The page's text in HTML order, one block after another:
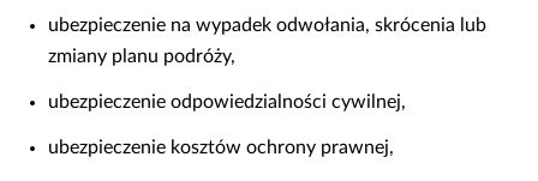
ubezpieczenie na wypadek odwołania, skrócenia lub
zmiany planu podróży,
ubezpieczenie odpowiedzialności cywilnej,
ubezpieczenie kosztów ochrony prawnej,